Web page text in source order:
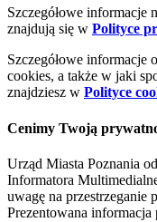
Szczegółowe informacje
znajdują się w Polityce
Szczegółowe
cookies, a także w jaki
znajdziesz w Polityce
Cenimy Twoją
Urząd Miasta Poznania
Informatora
uwagę na
Prezentowana